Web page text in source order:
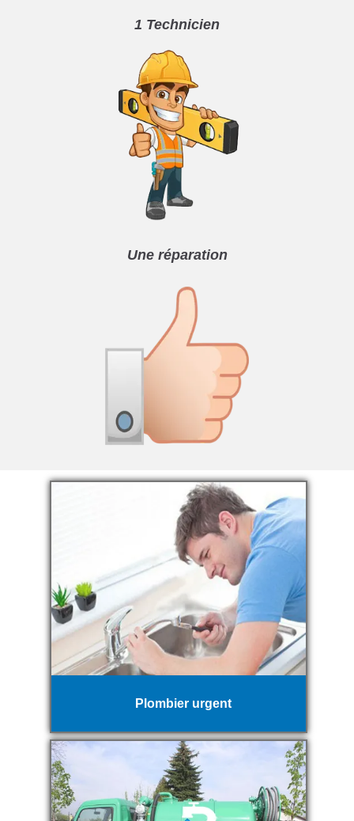
1 Technicien
Une réparation
Plombier urgent